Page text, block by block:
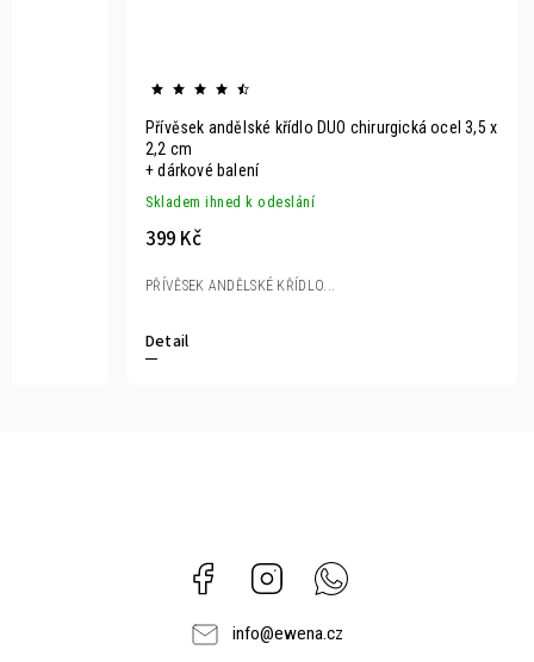
Přívěsek andělské křídlo DUO chirurgická ocel 3,5 x
2,2 cm
+ dárkové balení
Skladem ihned k odeslání
399 Kč
Detail
PŘÍVĚSEK ANDĚLSKÉ KŘÍDLO...
Facebook Instagram
info@ewena.cz